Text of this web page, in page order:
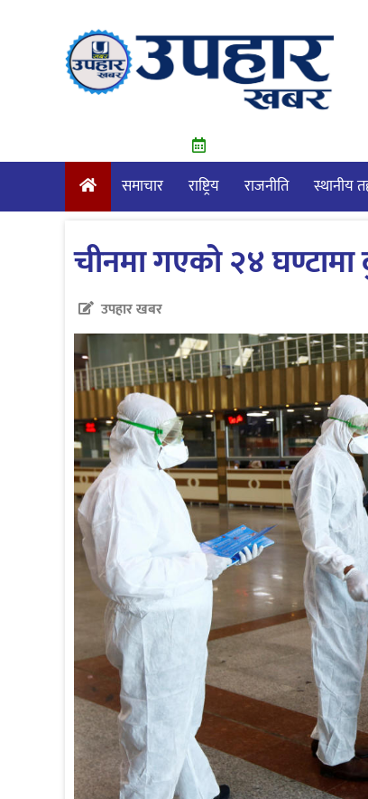
समाचार राष्ट्रिय राजनीति स्थानीय
चीनमा गएको २४
उपहार खबर